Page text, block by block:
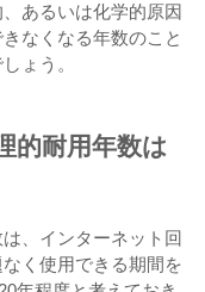
あるいは化学的原因
なくなる年数のこと
ょう。
的耐用年数は
、インターネット回
く使用できる期間を